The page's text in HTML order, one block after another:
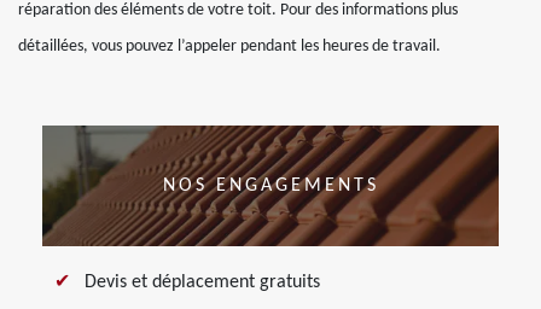
réparation des éléments de votre toit. Pour des informations plus
détaillées, vous pouvez l’appeler pendant les heures de travail.
NOS ENGAGEMENTS
Devis et déplacement gratuits